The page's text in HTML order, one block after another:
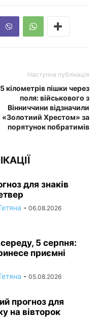
Наступна публікація
кілометрів пішки через
поля: військового з
Вінниччини відзначили
«Золотиий Хрестом» за
порятунок побратимів
для знаків
- 06.08.2026
5 серпня:
приємні
- 05.08.2026
прогноз для
на вівторок